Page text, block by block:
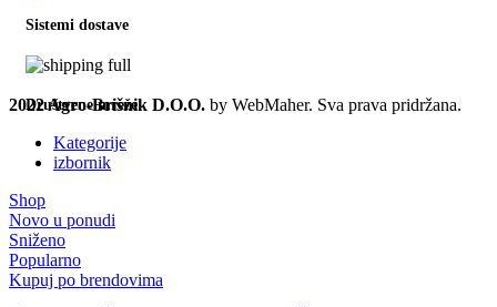
Sistemi dostave
Društvene mreže
2022 Agro-Brišnik D.O.O. by WebMaher. Sva prava pridržana.
Kategorije
izbornik
Shop
Novo u ponudi
Sniženo
Popularno
Kupuj po brendovima